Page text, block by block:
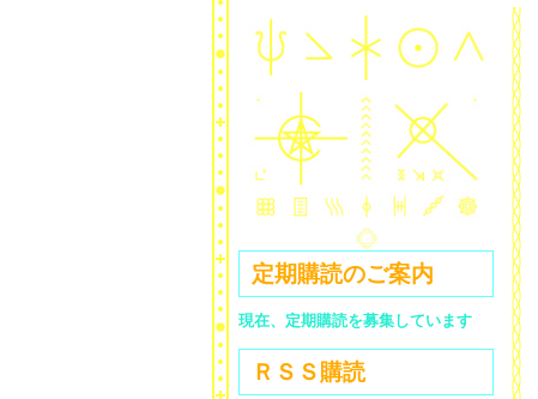
定期購読のご案内
現在、定期購読を募集しています
ＲＳＳ購読